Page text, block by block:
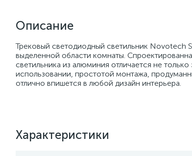
Описание
Трековый светодиодный светильник
выделенной области комнаты.
светильника из алюминия отличается не
использовании, простотой монтажа,
отлично впишется в любой дизайн интерьера.
Характеристики